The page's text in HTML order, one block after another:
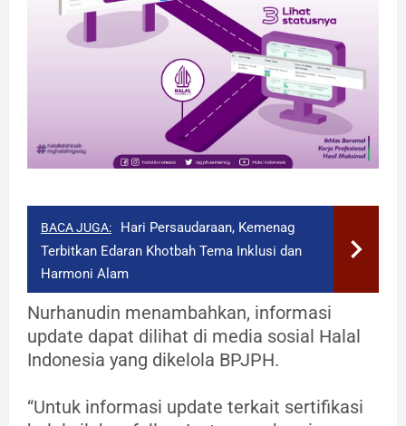
BACA JUGA:
Hari Persaudaraan, Kemenag
Terbitkan Edaran Khotbah Tema Inklusi dan
Harmoni Alam
Nurhanudin menambahkan, informasi
update dapat dilihat di media sosial Halal
Indonesia yang dikelola BPJPH.
“Untuk informasi update terkait sertifikasi